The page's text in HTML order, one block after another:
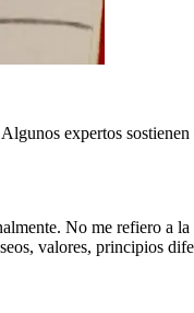
expertos sostienen
No me refiero a
valores, principios